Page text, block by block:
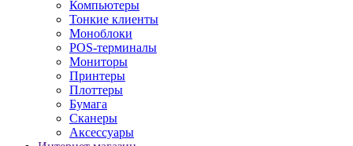
Компьютеры
Тонкие клиенты
Моноблоки
POS-терминалы
Мониторы
Принтеры
Плоттеры
Бумага
Сканеры
Аксессуары